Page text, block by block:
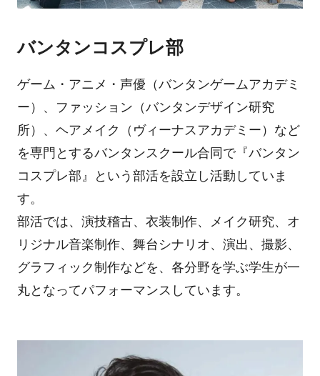
バンタンコスプレ部
ゲーム・アニメ・声優（バンタンゲームアカデミ
ー）、ファッション（バンタンデザイン研究
所）、ヘアメイク（ヴィーナスアカデミー）など
を専門とするバンタンスクール合同で『バンタン
コスプレ部』という部活を設立し活動していま
す。
部活では、演技稽古、衣装制作、メイク研究、オ
リジナル音楽制作、舞台シナリオ、演出、撮影、
グラフィック制作などを、各分野を学ぶ学生が一
丸となってパフォーマンスしています。